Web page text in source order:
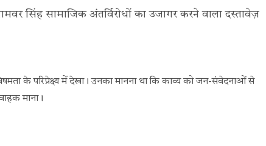
सिंह सामाजिक अंतर्विरोधों का उजागर करने वाला दस्तावेज़
के परिप्रेक्ष्य में देखा। उनका मानना था कि काव्य को जन-संवेदनाओं से
माना।